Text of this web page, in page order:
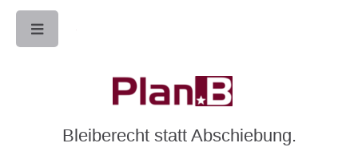
Bleiberecht statt Abschiebung.